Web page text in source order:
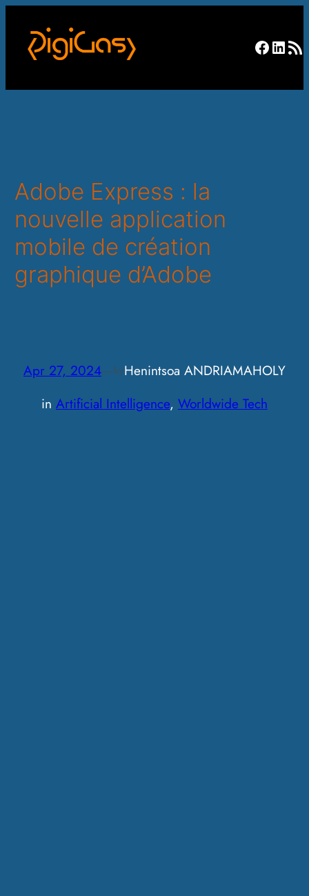
RSS
Adobe Express : la
nouvelle application
mobile de création
graphique d’Adobe
Apr 27, 2024— byHenintsoa ANDRIAMAHOLY
in Artificial Intelligence, Worldwide Tech